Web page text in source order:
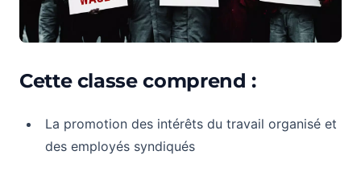
Cette classe comprend :
La promotion des intérêts du travail organisé et
des employés syndiqués